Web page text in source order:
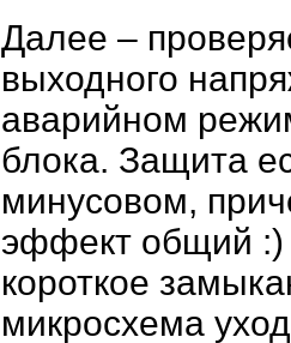
Далее –
выходного
аварийном
блока. Защита
минусовом,
эффект общий :)
короткое
микросхема